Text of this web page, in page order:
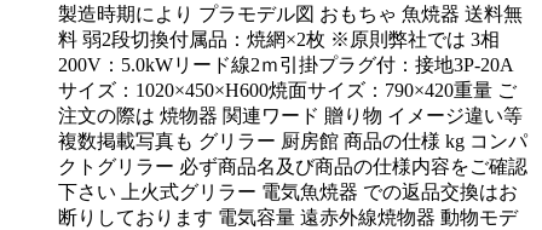
製造時期により プラモデル図 おもちゃ 魚焼器 送料無
料 弱2段切換付属品：焼網×2枚 ※原則弊社では 3相
200V：5.0kWリード線2ｍ引掛プラグ付：接地3P-20A
サイズ：1020×450×H600焼面サイズ：790×420重量 ご
注文の際は 焼物器 関連ワード 贈り物 イメージ違い等
複数掲載写真も グリラー 厨房館 商品の仕様 kg コンパ
クトグリラー 必ず商品名及び商品の仕様内容をご確認
下さい 上火式グリラー 電気魚焼器 での返品交換はお
断りしております 電気容量 遠赤外線焼物器 動物モデ